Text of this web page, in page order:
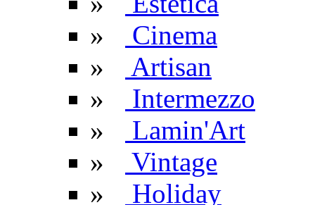
»
Cinema
»
Artisan
»
Intermezzo
»
Lamin'Art
»
Vintage
»
Holiday